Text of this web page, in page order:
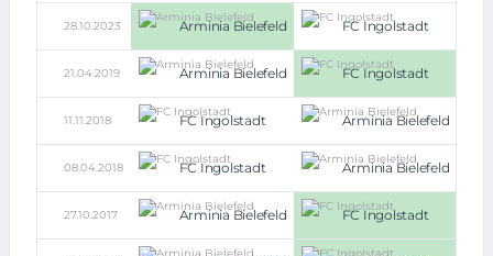
28.10.2023 Arminia Bielefeld FC Ingolstadt
21.04.2019 Arminia Bielefeld FC Ingolstadt
11.11.2018 FC Ingolstadt Arminia Bielefeld
08.04.2018 FC Ingolstadt Arminia Bielefeld
27.10.2017 Arminia Bielefeld FC Ingolstadt